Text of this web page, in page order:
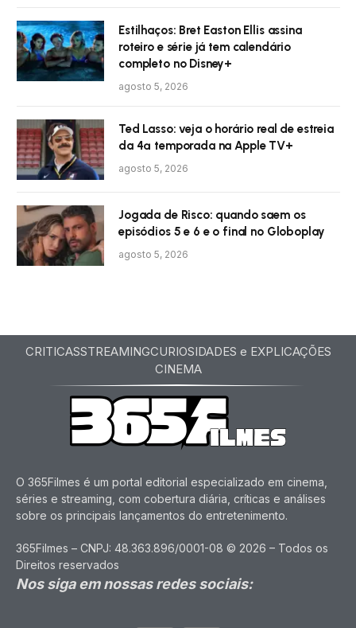
Estilhaços: Bret Easton Ellis assina
roteiro e série já tem calendário
completo no Disney+
agosto 5, 2026
Ted Lasso: veja o horário real de estreia
da 4ª temporada na Apple TV+
agosto 5, 2026
Jogada de Risco: quando saem os
episódios 5 e 6 e o final no Globoplay
agosto 5, 2026
CRITICASSTREAMINGCURIOSIDADES e EXPLICAÇÕES
CINEMA
O 365Filmes é um portal editorial especializado em cinema,
séries e streaming, com cobertura diária, críticas e análises
sobre os principais lançamentos do entretenimento.
365Filmes – CNPJ: 48.363.896/0001-08 © 2026 – Todos os
Direitos reservados
Nos siga em nossas redes sociais: